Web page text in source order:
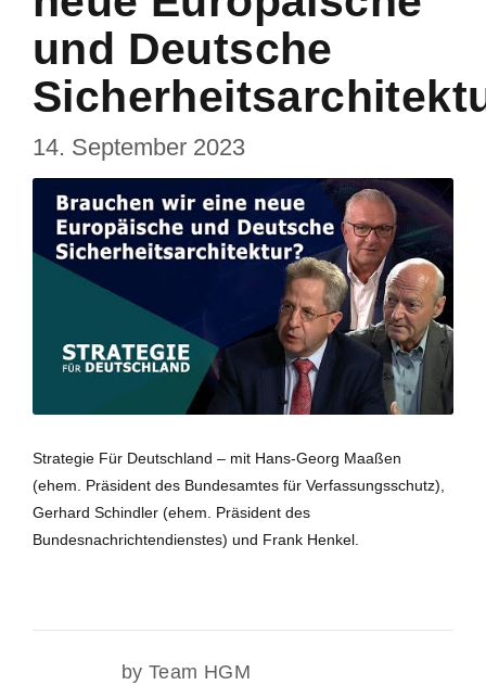
und Deutsche
14. September 2023
Strategie Für Deutschland – mit Hans-Georg Maaßen
(ehem. Präsident des Bundesamtes für Verfassungsschutz),
Gerhard Schindler (ehem. Präsident des
Bundesnachrichtendienstes) und Frank Henkel.
by Team HGM